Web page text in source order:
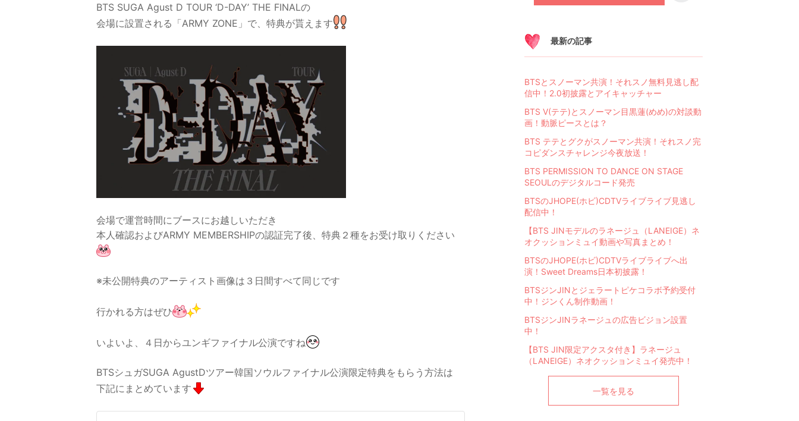
BTS SUGA Agust D TOUR ‘D-DAY’ THE FINALの
会場に設置される「ARMY ZONE」で、特典が貰えます
会場で運営時間にブースにお越しいただき
本人確認およびARMY MEMBERSHIPの認証完了後、特典２種をお受け取りください
※未公開特典のアーティスト画像は３日間すべて同じです
行かれる方はぜひ
いよいよ、４日からユンギファイナル公演ですね
BTSシュガSUGA AgustDツアー韓国ソウルファイナル公演限定特典をもらう方法は
下記にまとめています
最新の記事
BTSとスノーマン共演！それスノ無料見逃し配
信中！2.0初披露とアイキャッチャー
BTS V(テテ)とスノーマン目黒蓮(めめ)の対談動
画！動脈ピースとは？
BTS テテとグクがスノーマン共演！それスノ完
コピダンスチャレンジ今夜放送！
BTS PERMISSION TO DANCE ON STAGE
SEOULのデジタルコード発売
BTSのJHOPE(ホビ)CDTVライブライブ見逃し
配信中！
【BTS JINモデルのラネージュ（LANEIGE）ネ
オクッションミュイ動画や写真まとめ！
BTSのJHOPE(ホビ)CDTVライブライブへ出
演！Sweet Dreams日本初披露！
BTSジンJINとジェラートピケコラボ予約受付
中！ジンくん制作動画！
BTSジンJINラネージュの広告ビジョン設置
中！
【BTS JIN限定アクスタ付き】ラネージュ
（LANEIGE）ネオクッションミュイ発売中！
一覧を見る